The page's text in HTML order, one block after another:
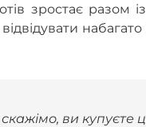
зростає разом
ви купуєте